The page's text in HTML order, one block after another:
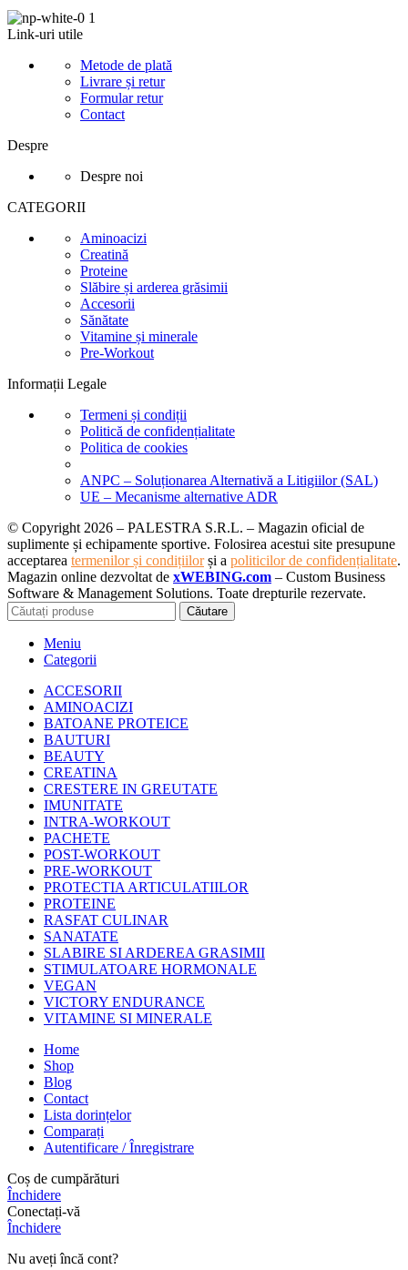
Link-uri utile
Metode de plată
Livrare și retur
Formular retur
Contact
Despre
Despre noi
CATEGORII
Aminoacizi
Creatină
Proteine
Slăbire și arderea grăsimii
Accesorii
Sănătate
Vitamine și minerale
Pre-Workout
Informații Legale
Termeni și condiții
Politică de confidențialitate
Politica de cookies
ANPC – Soluționarea Alternativă a Litigiilor (SAL)
UE – Mecanisme alternative ADR
© Copyright 2026 – PALESTRA S.R.L. – Magazin oficial de
suplimente și echipamente sportive. Folosirea acestui site presupune
acceptarea termenilor și condițiilorși a politicilor de confidențialitate.
Magazin online dezvoltat de xWEBING.com – Custom Business
Software & Management Solutions. Toate drepturile rezervate.
Căutare
Meniu
Categorii
ACCESORII
AMINOACIZI
BATOANE PROTEICE
BAUTURI
BEAUTY
CREATINA
CRESTERE IN GREUTATE
IMUNITATE
INTRA-WORKOUT
PACHETE
POST-WORKOUT
PRE-WORKOUT
PROTECTIA ARTICULATIILOR
PROTEINE
RASFAT CULINAR
SANATATE
SLABIRE SI ARDEREA GRASIMII
STIMULATOARE HORMONALE
VEGAN
VICTORY ENDURANCE
VITAMINE SI MINERALE
Home
Shop
Blog
Contact
Lista dorințelor
Comparați
Autentificare / Înregistrare
Coș de cumpărături
Închidere
Conectați-vă
Închidere
Nu aveți încă cont?